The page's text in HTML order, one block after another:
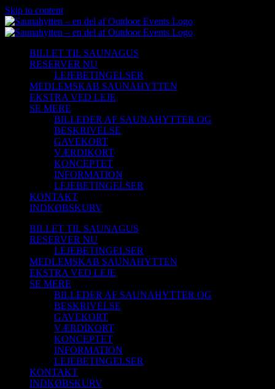
Skip to content
BILLET TIL SAUNAGUS
RESERVER NU
LEJEBETINGELSER
MEDLEMSKAB SAUNAHYTTEN
EKSTRA VED LEJE
SE MERE
BILLEDER AF SAUNAHYTTER OG
BESKRIVELSE
GAVEKORT
VÆRDIKORT
KONCEPTET
INFORMATION
LEJEBETINGELSER
KONTAKT
INDKØBSKURV
BILLET TIL SAUNAGUS
RESERVER NU
LEJEBETINGELSER
MEDLEMSKAB SAUNAHYTTEN
EKSTRA VED LEJE
SE MERE
BILLEDER AF SAUNAHYTTER OG
BESKRIVELSE
GAVEKORT
VÆRDIKORT
KONCEPTET
INFORMATION
LEJEBETINGELSER
KONTAKT
INDKØBSKURV